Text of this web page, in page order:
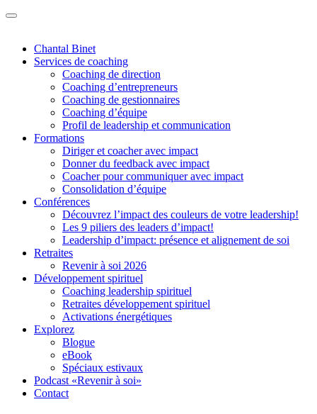
Chantal Binet
Services de coaching
Coaching de direction
Coaching d’entrepreneurs
Coaching de gestionnaires
Coaching d’équipe
Profil de leadership et communication
Formations
Diriger et coacher avec impact
Donner du feedback avec impact
Coacher pour communiquer avec impact
Consolidation d’équipe
Conférences
Découvrez l’impact des couleurs de votre leadership!
Les 9 piliers des leaders d’impact!
Leadership d’impact: présence et alignement de soi
Retraites
Revenir à soi 2026
Développement spirituel
Coaching leadership spirituel
Retraites développement spirituel
Activations énergétiques
Explorez
Blogue
eBook
Spéciaux estivaux
Podcast «Revenir à soi»
Contact